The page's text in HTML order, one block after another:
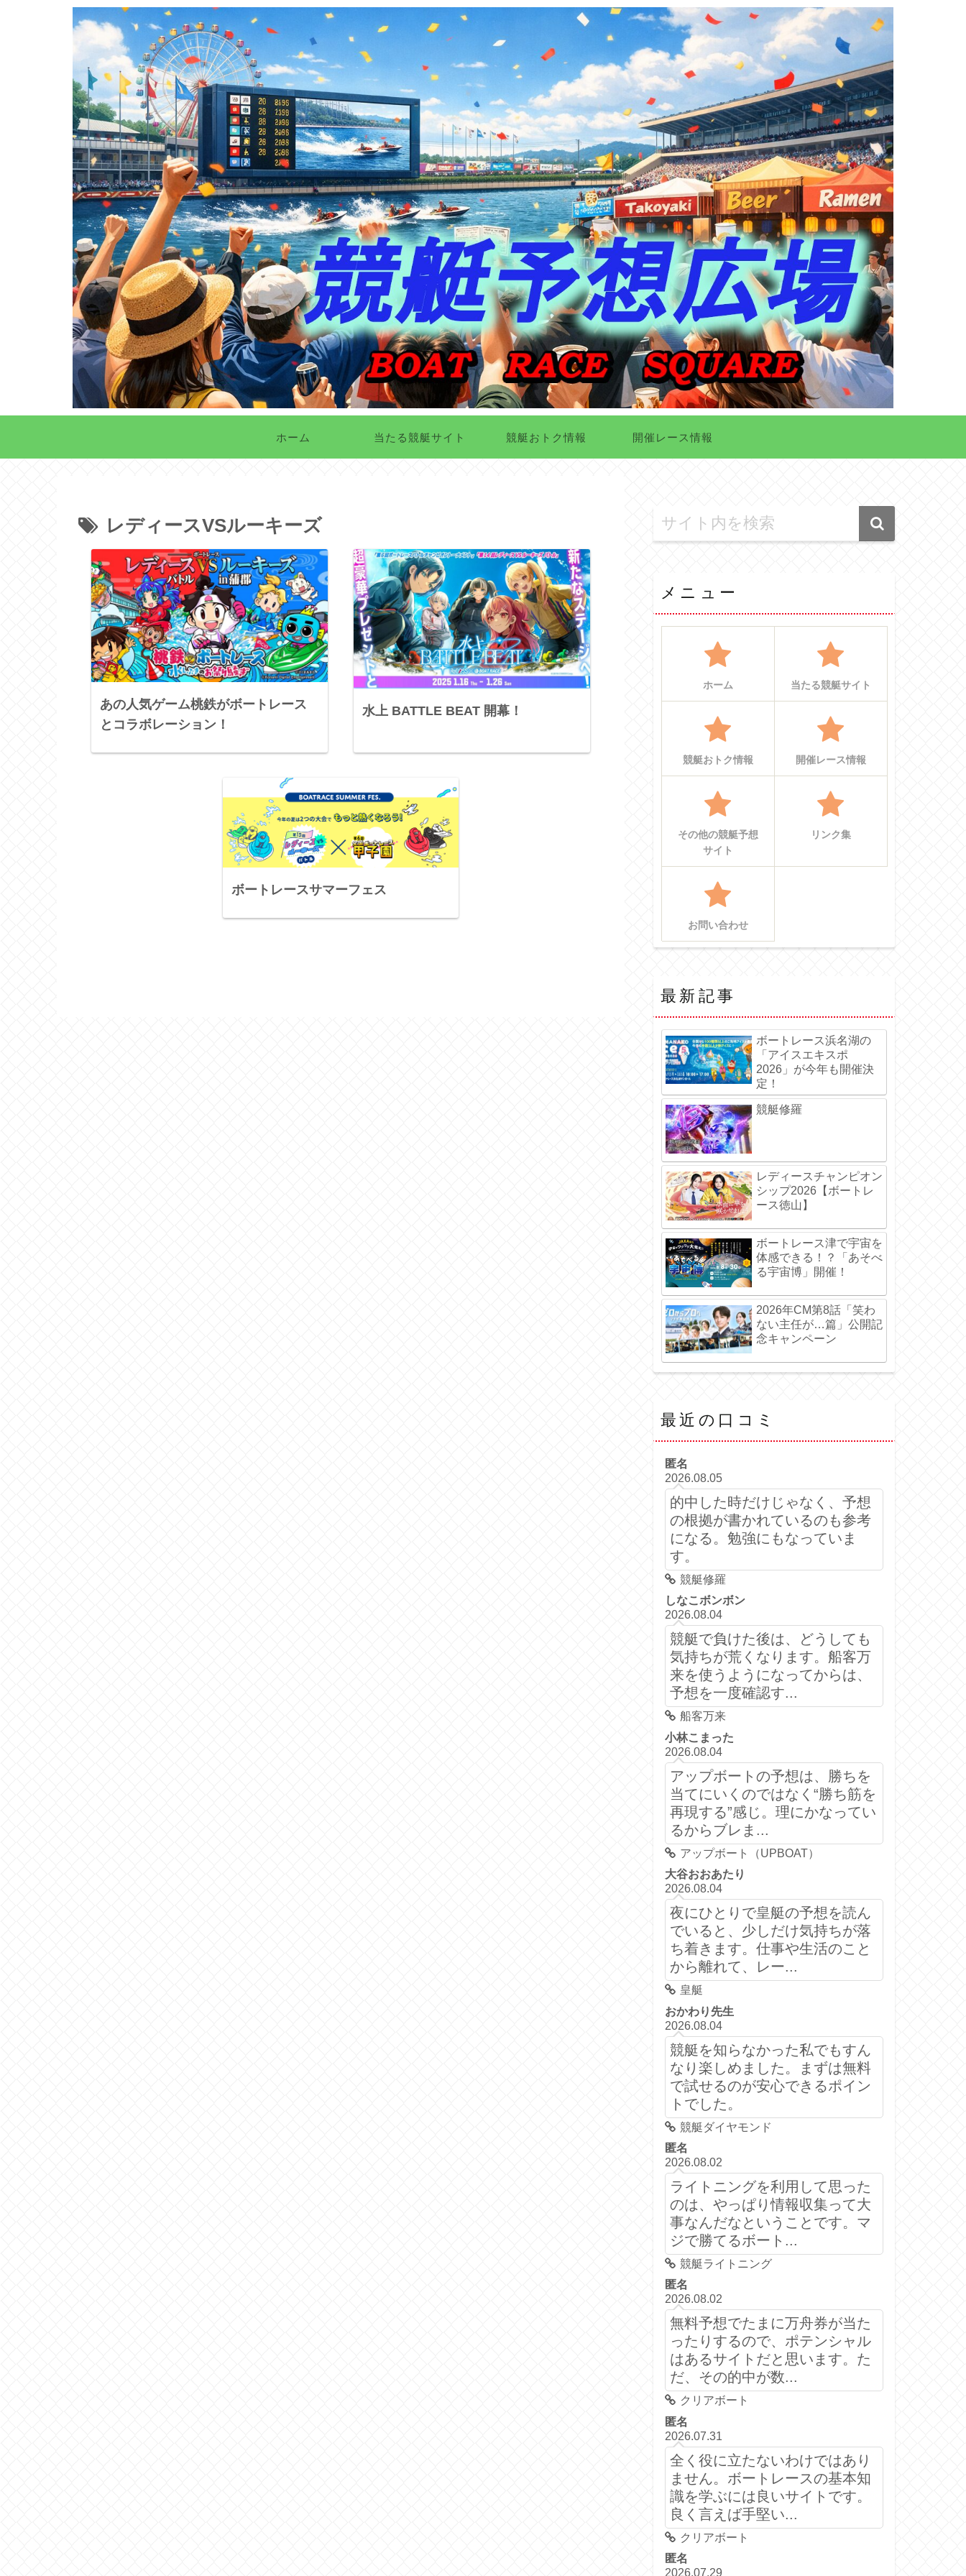
ホーム 当たる競艇サイト 競艇おトク情報 開催レース情報
レディースVSルーキーズ
あの人気ゲーム桃鉄がボートレース
とコラボレーション！
水上 BATTLE BEAT 開幕！
ボートレースサマーフェス
メニュー
ホーム 当たる競艇サイト
競艇おトク情報 開催レース情報
その他の競艇予想
サイト
リンク集
お問い合わせ
最新記事
ボートレース浜名湖の
「アイスエキスポ
2026」が今年も開催決
定！
競艇修羅
レディースチャンピオン
シップ2026【ボートレ
ース徳山】
ボートレース津で宇宙を
体感できる！？「あそべ
る宇宙博」開催！
2026年CM第8話「笑わ
ない主任が…篇」公開記
念キャンペーン
最近の口コミ
匿名
2026.08.05
的中した時だけじゃなく、予想
の根拠が書かれているのも参考
になる。勉強にもなっていま
す。
競艇修羅
しなこボンボン
2026.08.04
競艇で負けた後は、どうしても
気持ちが荒くなります。船客万
来を使うようになってからは、
予想を一度確認す...
船客万来
小林こまった
2026.08.04
アップボートの予想は、勝ちを
当てにいくのではなく“勝ち筋を
再現する”感じ。理にかなってい
るからブレま...
アップボート（UPBOAT）
大谷おおあたり
2026.08.04
夜にひとりで皇艇の予想を読ん
でいると、少しだけ気持ちが落
ち着きます。仕事や生活のこと
から離れて、レー...
皇艇
おかわり先生
2026.08.04
競艇を知らなかった私でもすん
なり楽しめました。まずは無料
で試せるのが安心できるポイン
トでした。
競艇ダイヤモンド
匿名
2026.08.02
ライトニングを利用して思った
のは、やっぱり情報収集って大
事なんだなということです。マ
ジで勝てるボート...
競艇ライトニング
匿名
2026.08.02
無料予想でたまに万舟券が当た
ったりするので、ポテンシャル
はあるサイトだと思います。た
だ、その的中が数...
クリアボート
匿名
2026.07.31
全く役に立たないわけではあり
ません。ボートレースの基本知
識を学ぶには良いサイトです。
良く言えば手堅い...
クリアボート
匿名
2026.07.29